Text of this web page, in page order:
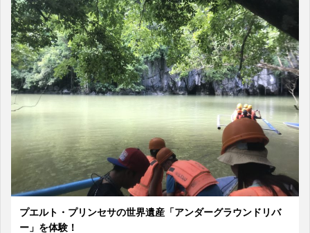
プエルト・プリンセサの世界遺産「アンダーグラウンドリバ
ー」を体験！